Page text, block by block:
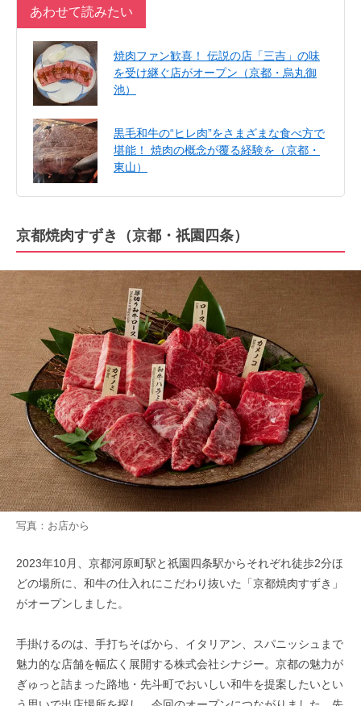
あわせて読みたい
焼肉ファン歓喜！ 伝説の店「三吉」の味
を受け継ぐ店がオープン（京都・烏丸御
池）
黒毛和牛の“ヒレ肉”をさまざまな食べ方で
堪能！ 焼肉の概念が覆る経験を（京都・
東山）
京都焼肉すずき（京都・祇園四条）
写真：お店から
2023年10月、京都河原町駅と祇園四条駅からそれぞれ徒歩2分ほ
どの場所に、和牛の仕入れにこだわり抜いた「京都焼肉すずき」
がオープンしました。
手掛けるのは、手打ちそばから、イタリアン、スパニッシュまで
魅力的な店舗を幅広く展開する株式会社シナジー。京都の魅力が
ぎゅっと詰まった路地・先斗町でおいしい和牛を提案したいとい